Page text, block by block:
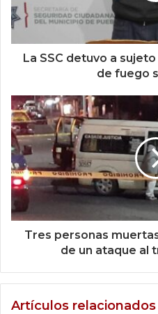
La SSC detuvo a
de fuego
Tres personas
de un ataque al
Artículos relacionados